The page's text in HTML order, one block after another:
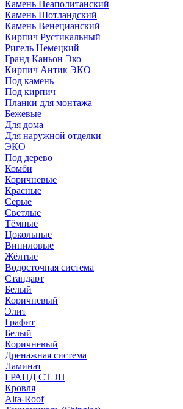
Камень Неаполитанский
Камень Шотландский
Камень Венецианский
Кирпич Рустикальный
Ригель Немецкий
Гранд Каньон Эко
Кирпич Антик ЭКО
Под камень
Под кирпич
Планки для монтажа
Бежевые
Для дома
Для наружной отделки
ЭКO
Под дерево
Комби
Коричневые
Красные
Серые
Светлые
Тёмные
Цокольные
Виниловые
Жёлтые
Водосточная система
Стандарт
Белый
Коричневый
Элит
Графит
Белый
Коричневый
Дренажная система
Ламинат
ГРАНД СТЭП
Кровля
Alta-Roof